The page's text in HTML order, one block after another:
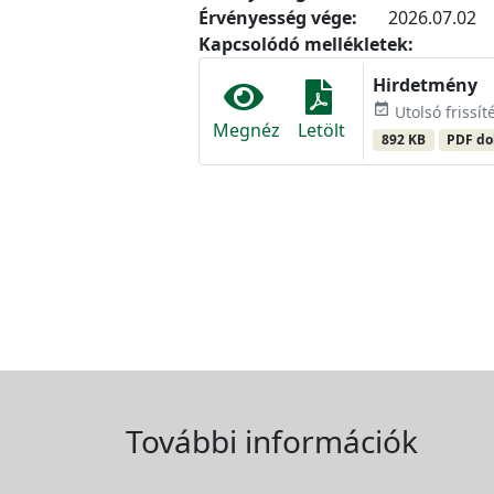
Érvényesség vége:
2026.07.02
Kapcsolódó mellékletek:
Megnéz Letölt
Hirdetmény
event_available Utolsó
892 KB PDF
További információk